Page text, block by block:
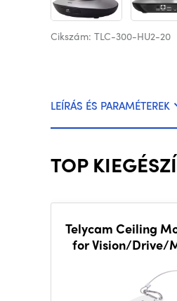
Cikszám: TLC-300-HU2-20
LEÍRÁS ÉS PARAMÉTEREK
TOP
Telycam Ceiling
for Vision/Drive/